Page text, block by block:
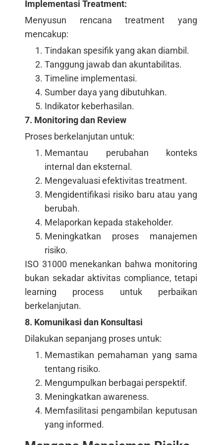
Implementasi Treatment:
Menyusun rencana treatment yang
mencakup:
Tindakan spesifik yang akan diambil.
Tanggung jawab dan akuntabilitas.
Timeline implementasi.
Sumber daya yang dibutuhkan.
Indikator keberhasilan.
7. Monitoring dan Review
Proses berkelanjutan untuk:
Memantau perubahan konteks
internal dan eksternal.
Mengevaluasi efektivitas treatment.
Mengidentifikasi risiko baru atau yang
berubah.
Melaporkan kepada stakeholder.
Meningkatkan proses manajemen
risiko.
ISO 31000 menekankan bahwa monitoring
bukan sekadar aktivitas compliance, tetapi
learning process untuk perbaikan
berkelanjutan.
8. Komunikasi dan Konsultasi
Dilakukan sepanjang proses untuk:
Memastikan pemahaman yang sama
tentang risiko.
Mengumpulkan berbagai perspektif.
Meningkatkan awareness.
Memfasilitasi pengambilan keputusan
yang informed.